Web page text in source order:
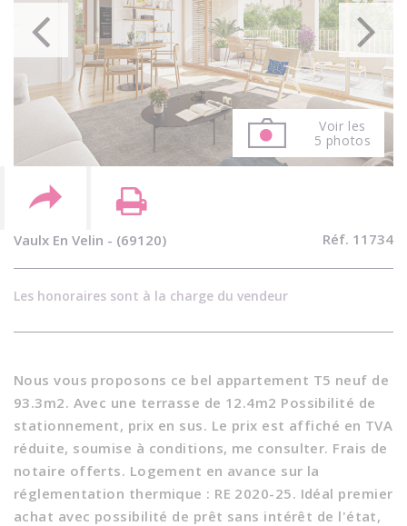
Vaulx En Velin - (69120) Réf. 11734
Les honoraires sont à la charge du vendeur
Nous vous proposons ce bel appartement T5 neuf de
93.3m2. Avec une terrasse de 12.4m2 Possibilité de
stationnement, prix en sus. Le prix est affiché en TVA
réduite, soumise à conditions, me consulter. Frais de
notaire offerts. Logement en avance sur la
réglementation thermique : RE 2020-25. Idéal premier
achat avec possibilité de prêt sans intérêt de l'état,
Voir les
5 photos